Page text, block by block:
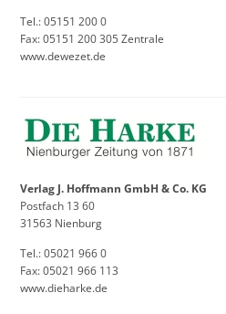
Tel.: 05151 200 0
Fax: 05151 200 305 Zentrale
www.dewezet.de
Verlag J. Hoffmann GmbH & Co. KG
Postfach 13 60
31563 Nienburg
Tel.: 05021 966 0
Fax: 05021 966 113
www.dieharke.de